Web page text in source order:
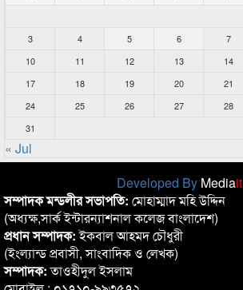
3
4 5 6 7
10
11 12 13 14
17
18 19 20 21
24
25 26 27 28
31
« Jul
Developed By Mediait
সম্পাদক মন্ডলীর সভাপতি: মোহাম্মাদ মহি উদ্দিন
(অধ্যক্ষ,সার্ক ইন্টারন্যাশনাল কলেজ বাংলাদেশ)
প্রধান সম্পাদক:ইকবাল আহমদ চৌধুরী
(ইংল্যান্ড প্রবাসী, সাংবাদিক ও লেখক)
সম্পাদক:তাওহীদুল ইসলাম